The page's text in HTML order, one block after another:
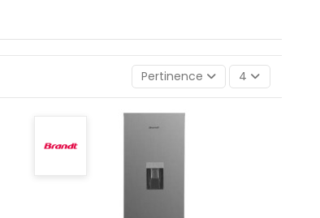
Pertinence 4